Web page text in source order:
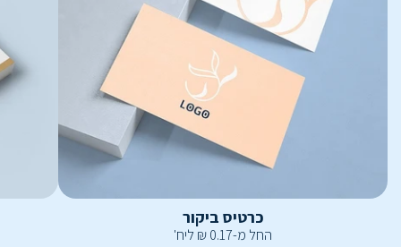
כרטיס ביקור
החל מ-0.17
₪ ליח'